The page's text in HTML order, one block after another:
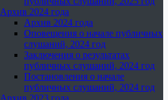
Архив 2024 года
Архив 2024 года
Оповещения о начале публичных
слушаний, 2024 год
Заключения о результатах
публичных слушаний, 2024 год
Постановления о начале
публичных слушаний, 2024 год
Архив 2023 года